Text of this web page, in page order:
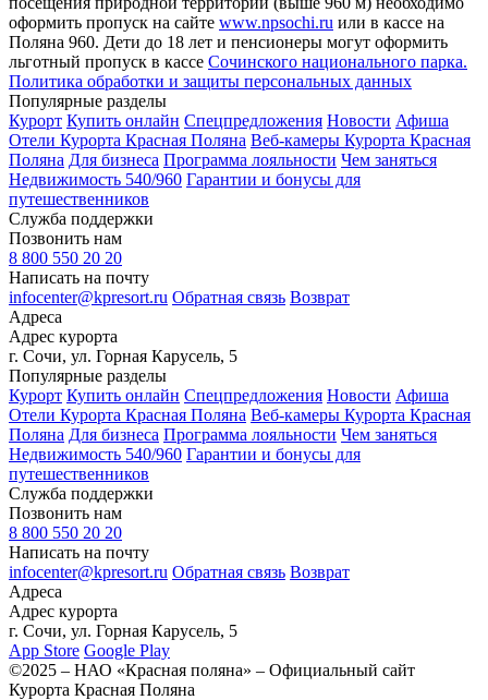
оформить пропуск на сайте www.npsochi.ru или в кассе на
Поляна 960. Дети до 18 лет и пенсионеры могут оформить
льготный пропуск в кассе Сочинского национального парка.
Политика обработки и защиты персональных данных
Популярные разделы
Курорт Купить онлайн Спецпредложения Новости Афиша
Отели Курорта Красная Поляна Веб-камеры Курорта Красная
Поляна Для бизнеса Программа лояльности Чем заняться
Недвижимость 540/960 Гарантии и бонусы для
путешественников
Служба поддержки
Позвонить нам
8 800 550 20 20
Написать на почту
infocenter@kpresort.ru Обратная связь Возврат
Адреса
Адрес курорта
г. Сочи, ул. Горная Карусель, 5
Популярные разделы
Курорт Купить онлайн Спецпредложения Новости Афиша
Отели Курорта Красная Поляна Веб-камеры Курорта Красная
Поляна Для бизнеса Программа лояльности Чем заняться
Недвижимость 540/960 Гарантии и бонусы для
путешественников
Служба поддержки
Позвонить нам
8 800 550 20 20
Написать на почту
infocenter@kpresort.ru Обратная связь Возврат
Адреса
Адрес курорта
г. Сочи, ул. Горная Карусель, 5
App Store Google Play
©2025 – НАО «Красная поляна» – Официальный сайт
Курорта Красная Поляна